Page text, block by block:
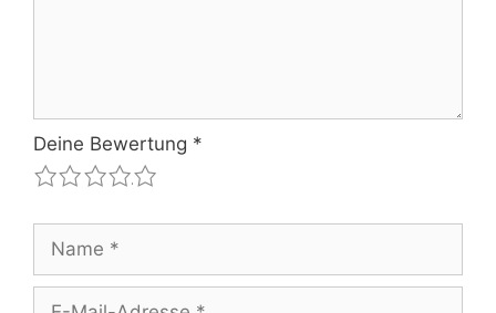
Deine Bewertung *
4
3
2
1